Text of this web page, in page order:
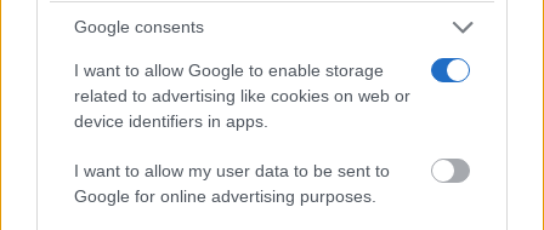
Google consents
I want to allow Google to enable storage
related to advertising like cookies on web or
device identifiers in apps.
I want to allow my user data to be sent to
Google for online advertising purposes.
Lo haces todos los días y afecta cómo te sientes